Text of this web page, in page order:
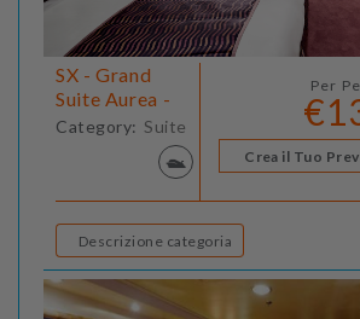
SX - Grand
Suite Aurea -
Category: Suite
Per
Crea il Tuo
Descrizione categoria